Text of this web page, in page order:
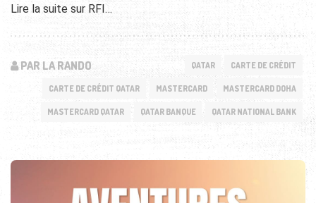
Lire la suite sur RFI…
PAR LA RANDO QATAR CARTE DE CRÉDIT
CARTE DE CRÉDIT QATAR MASTERCARD MASTERCARD DOHA
MASTERCARD QATAR QATAR BANQUE QATAR NATIONAL BANK